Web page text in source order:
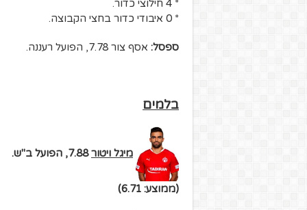
* 4 חילוצי כדור.
* 0 איבודי כדור בחצי הקבוצה.
ספסל: אסף צור 7.78, הפועל רעננה.
בלמים
מיגל ויטור7.88, הפועל ב"ש.
(ממוצע: 6.71)